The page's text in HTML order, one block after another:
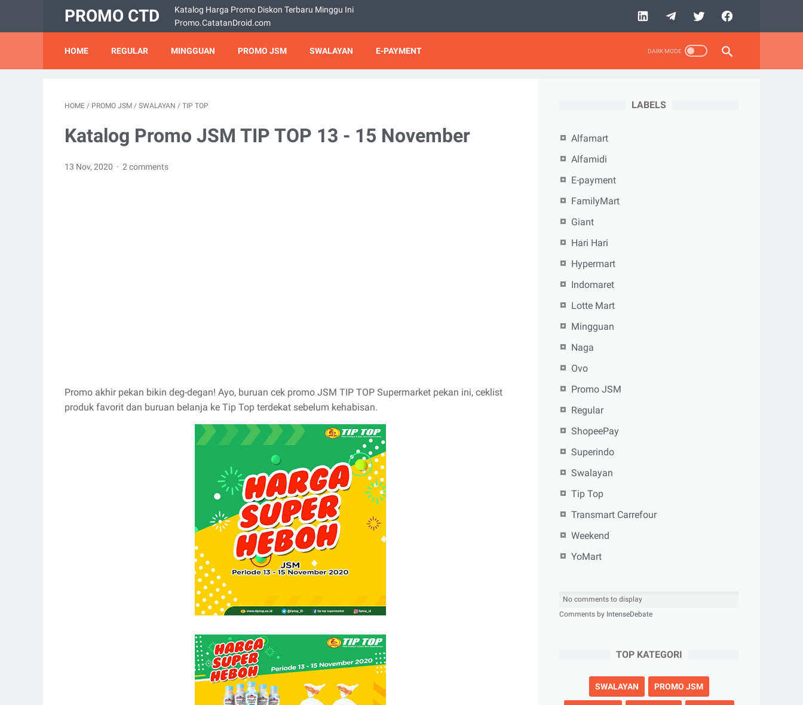
PROMO CTD
Katalog Harga Promo Diskon Terbaru Minggu Ini
Promo.CatatanDroid.com
HOME REGULAR MINGGUAN PROMO JSM SWALAYAN E-PAYMENT
HOME / PROMO JSM / SWALAYAN / TIP TOP
Katalog Promo JSM TIP TOP 13 - 15 November
13 Nov, 2020 2 comments
Promo akhir pekan bikin deg-degan! Ayo, buruan cek promo JSM TIP TOP Supermarket pekan ini, ceklist
produk favorit dan buruan belanja ke Tip Top terdekat sebelum kehabisan.
LABELS
Alfamart
Alfamidi
E-payment
FamilyMart
Giant
Hari Hari
Hypermart
Indomaret
Lotte Mart
Mingguan
Naga
Ovo
Promo JSM
Regular
ShopeePay
Superindo
Swalayan
Tip Top
Transmart Carrefour
Weekend
YoMart
No comments to display
Comments by IntenseDebate
TOP KATEGORI
SWALAYAN PROMO JSM